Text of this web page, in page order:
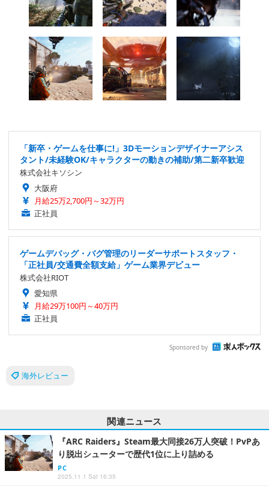
「新卒・ゲームを仕事に!」3Dモーションデザイナーアシス
タント/未経験OK/キャラクターの動きの補助/第二新卒歓迎
株式会社キソシン
大阪府
月給25万2,700円～32万円
正社員
ゲームデバッグ・バグ管理のリーダーサポートスタッフ・
「正社員/交通費全額支給」ゲーム業界デビュー
株式会社RIOT
愛知県
月給29万100円～40万円
正社員
Sponsored by
海外レビュー
関連ニュース
『ARC Raiders』Steam最大同接26万人突破！PvPあ
り脱出シューターで歴代1位に上り詰める
PC
2025.11.1 Sat 16:35